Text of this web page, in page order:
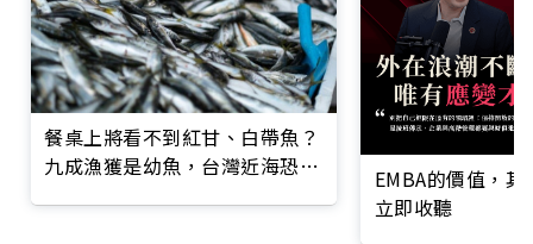
餐桌上將看不到紅甘、白帶魚？
九成漁獲是幼魚，台灣近海恐無
EMBA的價值，
立即收聽